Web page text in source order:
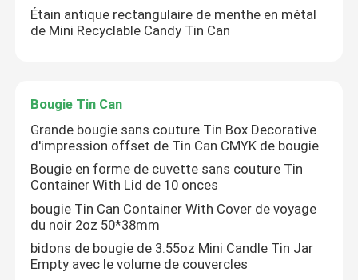
Étain antique rectangulaire de menthe en métal
de Mini Recyclable Candy Tin Can
Bougie Tin Can
Grande bougie sans couture Tin Box Decorative
d'impression offset de Tin Can CMYK de bougie
Bougie en forme de cuvette sans couture Tin
Container With Lid de 10 onces
bougie Tin Can Container With Cover de voyage
du noir 2oz 50*38mm
bidons de bougie de 3.55oz Mini Candle Tin Jar
Empty avec le volume de couvercles